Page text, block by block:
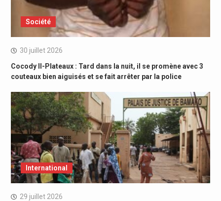
Société
30 juillet 2026
Cocody II-Plateaux : Tard dans la nuit, il se promène avec 3
couteaux bien aiguisés et se fait arrêter par la police
International
29 juillet 2026